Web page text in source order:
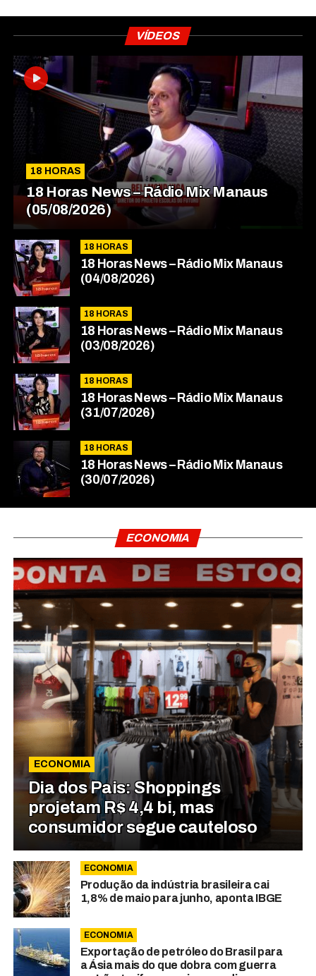
VÍDEOS
18 HORAS
18 Horas News​​​​​​​​​​​​ – Rádio Mix Manaus
(05/08/2026)
18 HORAS
18 Horas News​​​​​​​​​​​​ – Rádio Mix Manaus
(04/08/2026)
18 HORAS
18 Horas News​​​​​​​​​​​​ – Rádio Mix Manaus
(03/08/2026)
18 HORAS
18 Horas News​​​​​​​​​​​​ – Rádio Mix Manaus
(31/07/2026)
18 HORAS
18 Horas News​​​​​​​​​​​​ – Rádio Mix Manaus
(30/07/2026)
ECONOMIA
ECONOMIA
Dia dos Pais: Shoppings
projetam R$ 4,4 bi, mas
consumidor segue cauteloso
ECONOMIA
Produção da indústria brasileira cai
1,8% de maio para junho, aponta IBGE
ECONOMIA
Exportação de petróleo do Brasil para
a Ásia mais do que dobra com guerra